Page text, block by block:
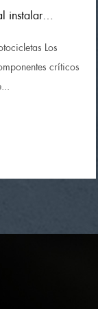
instalar
Los
críticos